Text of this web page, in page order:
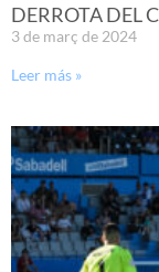
DERROTA DEL
3 de març de 2024
Leer más »